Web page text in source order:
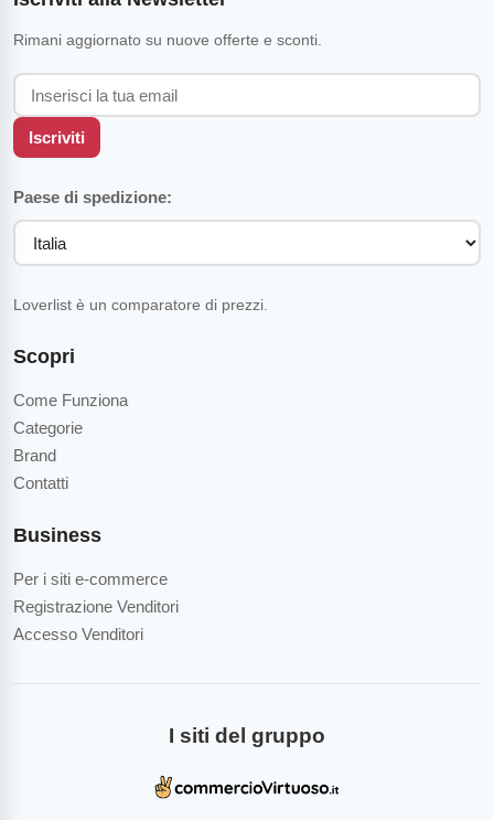
Scopri
Come Funziona
Categorie
Brand
Contatti
Business
Per i siti e-commerce
Registrazione Venditori
Accesso Venditori
Rimani aggiornato su nuove offerte e sconti.
Iscriviti
Paese di spedizione:
Loverlist è un comparatore di prezzi.
I siti del gruppo